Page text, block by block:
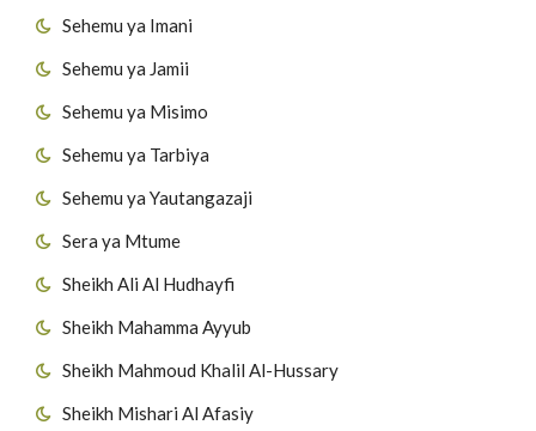
Sehemu ya Imani
Sehemu ya Jamii
Sehemu ya Misimo
Sehemu ya Tarbiya
Sehemu ya Yautangazaji
Sera ya Mtume
Sheikh Ali Al Hudhayfi
Sheikh Mahamma Ayyub
Sheikh Mahmoud Khalil Al-Hussary
Sheikh Mishari Al Afasiy